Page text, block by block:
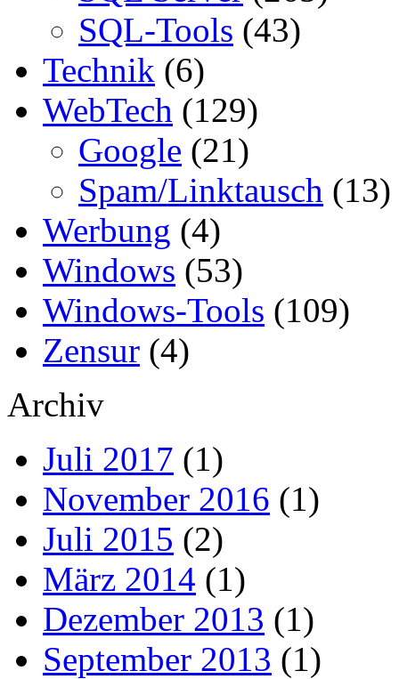
SQL-Tools (43)
Technik (6)
WebTech (129)
Google (21)
Spam/Linktausch (13)
Werbung (4)
Windows (53)
Windows-Tools (109)
Zensur (4)
Archiv
Juli 2017 (1)
November 2016 (1)
Juli 2015 (2)
März 2014 (1)
Dezember 2013 (1)
September 2013 (1)